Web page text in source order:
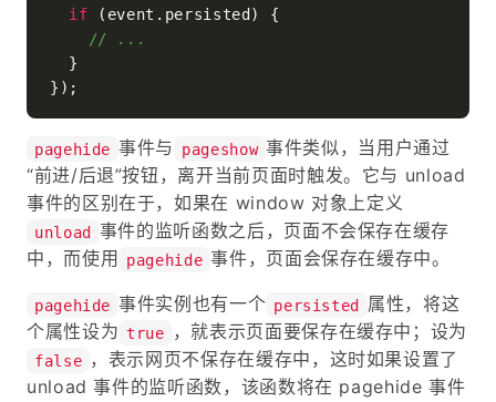
if (event. persisted ) {
// ...
  }
pagehide 事件与 pageshow 事件类似，当用户通过
“前进/后退”按钮，离开当前页面时触发。它与 unload
事件的区别在于，如果在 window 对象上定义
unload 事件的监听函数之后，页面不会保存在缓存
中，而使用
pagehide 事件，页面会保存在缓存中。
pagehide 事件实例也有一个 persisted 属性，将这
个属性设为 true ，就表示页面要保存在缓存中；设为
false ，表示网页不保存在缓存中，这时如果设置了
unload 事件的监听函数，该函数将在 pagehide 事件